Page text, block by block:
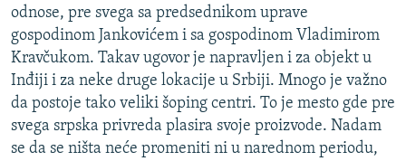
odnose, pre svega sa predsednikom uprave
gospodinom Jankovićem i sa gospodinom Vladimirom
Kravčukom. Takav ugovor je napravljen i za objekt u
Inđiji i za neke druge lokacije u Srbiji. Mnogo je važno
da postoje tako veliki šoping centri. To je mesto gde pre
svega srpska privreda plasira svoje proizvode. Nadam
se da se ništa neće promeniti ni u narednom periodu,